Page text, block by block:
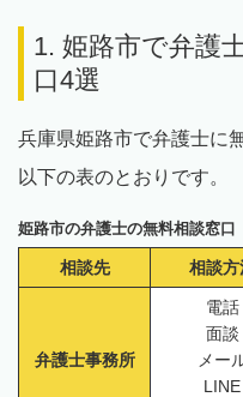
1. 姫路市で弁護
口4選
兵庫県姫路市で弁護士に
以下の表のとおりです。
姫路市の弁護士の無料相談窓口
相談先 相談方
弁護士事務所
電話
面談
メー
LINE